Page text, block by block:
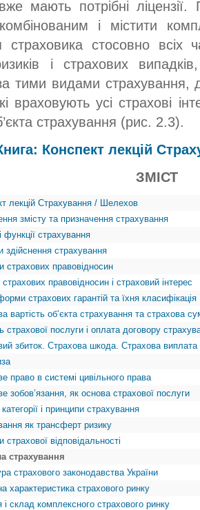
мають потрібні
і містити
страховика стосовно всіх
і страхових
тими видами страхування,
враховують усі страхові
страхування (рис. 2.3).
Конспект лекцій
ЗМІСТ
лекцій Страхування / Шелехов
змісту та призначення страхування
функції страхування
здійснення страхування
страхових правовідносин
страхових правовідносин і страховий інтерес
страхових гарантій та їхня класифікація
вартість об’єкта страхування та страхова
страхової послуги і оплата договору
збиток. Страхова шкода. Страхова виплата
право в системі цивільного права
зобов’язання, як основа страхової послуги
категорії і принципи страхування
як трансферт ризику
страхової відповідальності
страхування
страхового законодавства України
характеристика страхового ринку
і склад комплексного страхового ринку